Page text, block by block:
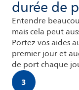
durée de
Entendre
mais cela peut
Portez vos aides
premier jour et
de port chaque
3